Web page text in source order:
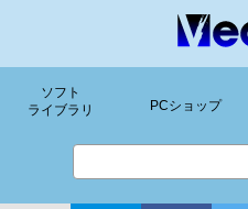
ソフト
ライブラリ
PCショップ